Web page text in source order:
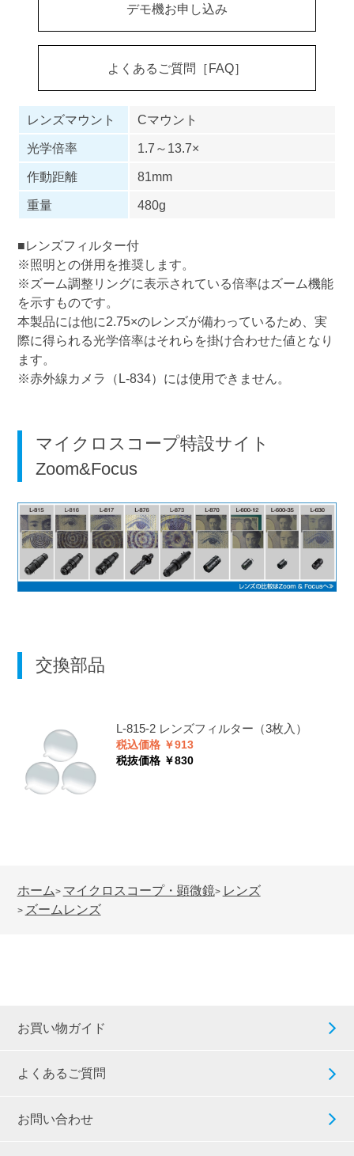
デモ機お申し込み
よくあるご質問［FAQ］
レンズマウント
Cマウント
光学倍率
1.7～13.7×
作動距離
81mm
重量
480g
■レンズフィルター付
※照明との併用を推奨します。
※ズーム調整リングに表示されている倍率はズーム機能
を示すものです。
本製品には他に2.75×のレンズが備わっているため、実
際に得られる光学倍率はそれらを掛け合わせた値となり
ます。
※赤外線カメラ（L-834）には使用できません。
マイクロスコープ特設サイト
Zoom&Focus
交換部品
L-815-2 レンズフィルター（3枚入）
税込価格 ￥913
税抜価格 ￥830
ホーム> マイクロスコープ・顕微鏡> レンズ
> ズームレンズ
お買い物ガイド
よくあるご質問
お問い合わせ